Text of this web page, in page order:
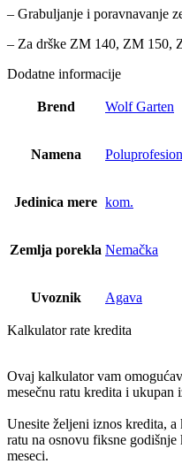
– Grabuljanje i poravnavanje
– Za drške ZM 140, ZM 150,
Dodatne informacije
Brend Wolf Garten
Namena
Jedinica mere kom.
Zemlja porekla Nemačka
Uvoznik Agava
Kalkulator rate kredita
Ovaj kalkulator vam
mesečnu ratu kredita i ukupan
Unesite željeni iznos kredita,
ratu na osnovu fiksne godišnje
meseci.